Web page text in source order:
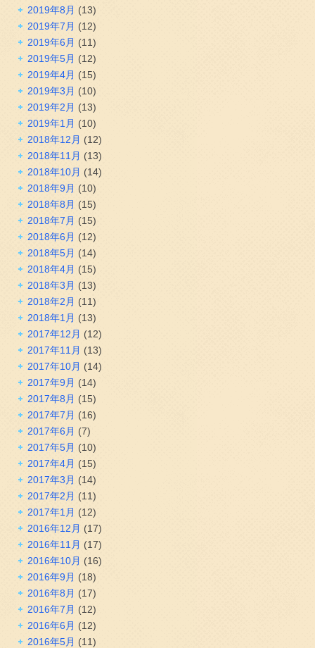
2019年8月 (13)
2019年7月 (12)
2019年6月 (11)
2019年5月 (12)
2019年4月 (15)
2019年3月 (10)
2019年2月 (13)
2019年1月 (10)
2018年12月 (12)
2018年11月 (13)
2018年10月 (14)
2018年9月 (10)
2018年8月 (15)
2018年7月 (15)
2018年6月 (12)
2018年5月 (14)
2018年4月 (15)
2018年3月 (13)
2018年2月 (11)
2018年1月 (13)
2017年12月 (12)
2017年11月 (13)
2017年10月 (14)
2017年9月 (14)
2017年8月 (15)
2017年7月 (16)
2017年6月 (7)
2017年5月 (10)
2017年4月 (15)
2017年3月 (14)
2017年2月 (11)
2017年1月 (12)
2016年12月 (17)
2016年11月 (17)
2016年10月 (16)
2016年9月 (18)
2016年8月 (17)
2016年7月 (12)
2016年6月 (12)
2016年5月 (11)